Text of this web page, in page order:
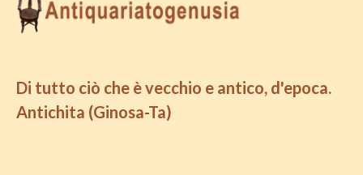
Di tutto ciò che è vecchio e antico, d'epoca.
Antichita (Ginosa-Ta)